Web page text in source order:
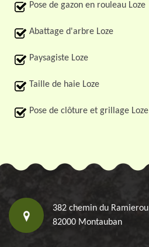
Pose de gazon en rouleau Loze
Abattage d'arbre Loze
Paysagiste Loze
Taille de haie Loze
Pose de clôture et grillage Loze
382 chemin du Ramierou
82000 Montauban